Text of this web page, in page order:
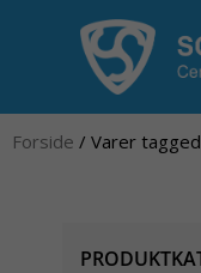
Forside / Varer tagged